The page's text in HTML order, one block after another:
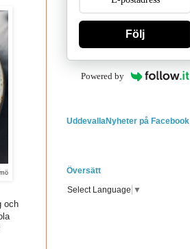
och
Följ
Powered by
UddevallaNyheter på Facebook
Översätt
Select Language ▼